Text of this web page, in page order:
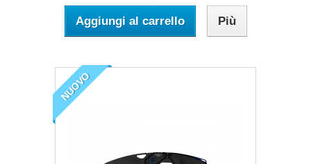
Aggiungi al carrello Più
NUOVO